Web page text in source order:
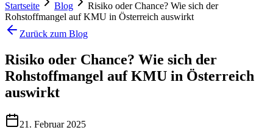
Startseite Blog
Risiko oder Chance? Wie sich der
Rohstoffmangel auf KMU in Österreich auswirkt
Zurück zum Blog
Risiko oder Chance? Wie sich der
Rohstoffmangel auf KMU in Österreich
auswirkt
21. Februar 2025